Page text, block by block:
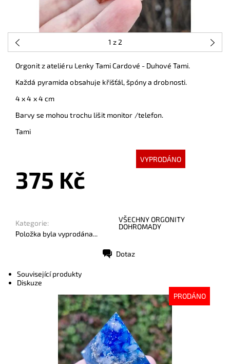
1 z 2
Orgonit z ateliéru Lenky Tami Cardové - Duhové Tami.
Každá pyramida obsahuje křišťál, špóny a drobnosti.
4 x 4 x 4 cm
Barvy se mohou trochu lišit monitor /telefon.
Tami
VYPRODÁNO
375 Kč
Kategorie:
VŠECHNY ORGONITY
DOHROMADY
Položka byla vyprodána...
Dotaz
Související produkty
Diskuze
PRODÁNO
Dostupnost:
Vyprodáno
9932